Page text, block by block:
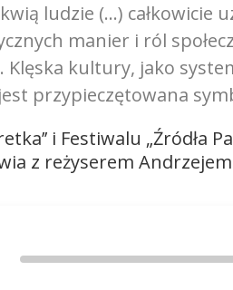
ludzie (…) całkowicie
manier i ról
Klęska kultury, jako
przypieczętowana
i Festiwalu
z reżyserem